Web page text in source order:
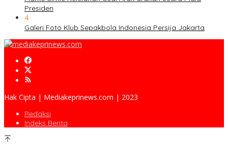
Presiden
4
Galeri Foto Klub Sepakbola Indonesia Persija Jakarta
Hak Cipta | Mediakeprinews.com | 2023
Redaksi
Indeks Berita